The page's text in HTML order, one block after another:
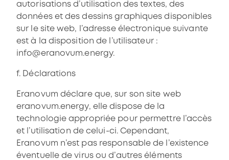
autorisations d’utilisation des textes, des
données et des dessins graphiques disponibles
sur le site web, l’adresse électronique suivante
est à la disposition de l’utilisateur :
info@eranovum.energy.
f. Déclarations
Eranovum déclare que, sur son site web
eranovum.energy, elle dispose de la
technologie appropriée pour permettre l’accès
et l’utilisation de celui-ci. Cependant,
Eranovum n’est pas responsable de l’existence
éventuelle de virus ou d’autres éléments